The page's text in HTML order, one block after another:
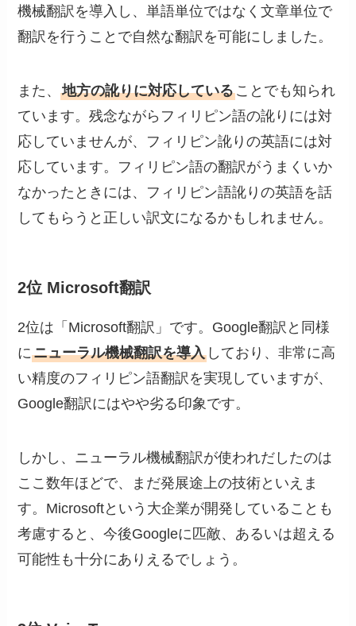
機械翻訳を導入し、単語単位ではなく文章単位で
翻訳を行うことで自然な翻訳を可能にしました。
また、地方の訛りに対応していることでも知られ
ています。残念ながらフィリピン語の訛りには対
応していませんが、フィリピン訛りの英語には対
応しています。フィリピン語の翻訳がうまくいか
なかったときには、フィリピン語訛りの英語を話
してもらうと正しい訳文になるかもしれません。
2位 Microsoft翻訳
2位は「Microsoft翻訳」です。Google翻訳と同様
にニューラル機械翻訳を導入 しており、非常に高
い精度のフィリピン語翻訳を実現していますが、
Google翻訳にはやや劣る印象です。
しかし、ニューラル機械翻訳が使われだしたのは
ここ数年ほどで、まだ発展途上の技術といえま
す。Microsoftという大企業が開発していることも
考慮すると、今後Googleに匹敵、あるいは超える
可能性も十分にありえるでしょう。